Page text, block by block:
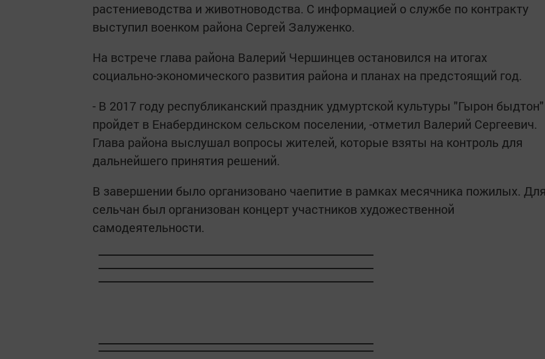
растениеводства и животноводства. С информацией о службе по контракту
выступил военком района Сергей Залуженко.
На встрече глава района Валерий Чершинцев остановился на итогах
социально-экономического развития района и планах на предстоящий год.
- В 2017 году республиканский праздник удмуртской культуры "Гырон быдтон"
пройдет в Енабердинском сельском поселении, -отметил Валерий Сергеевич.
Глава района выслушал вопросы жителей, которые взяты на контроль для
дальнейшего принятия решений.
В завершении было организовано чаепитие в рамках месячника пожилых.
сельчан был организован концерт участников художественной
самодеятельности.